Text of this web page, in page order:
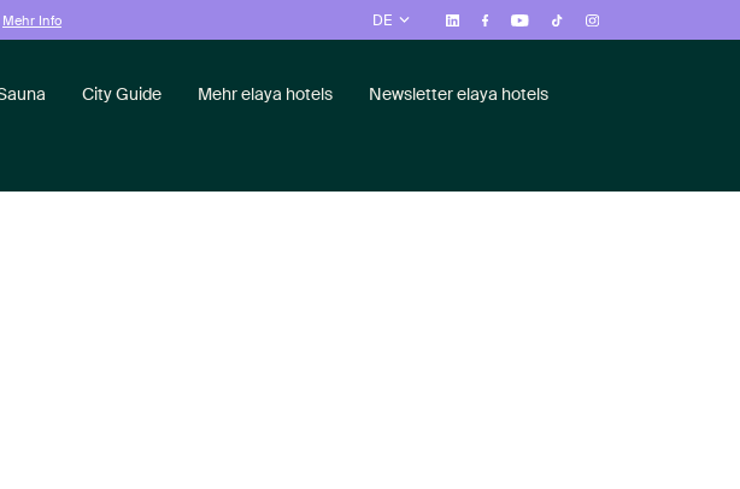
Mehr Info DE
City Guide Mehr elaya hotels Newsletter elaya hotels